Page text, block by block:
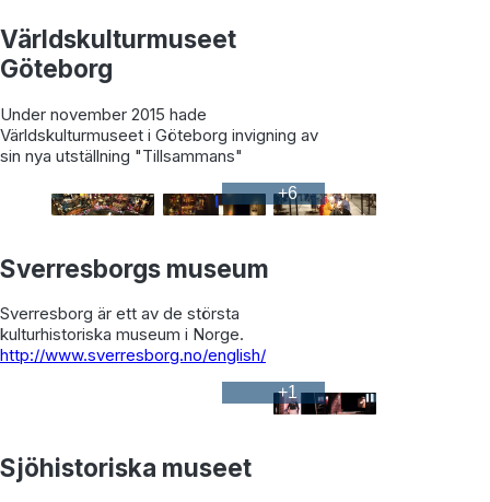
Världskulturmuseet
Göteborg
Under november 2015 hade
Världskulturmuseet i Göteborg invigning av
sin nya utställning "Tillsammans"
+6
Sverresborgs museum
Sverresborg är ett av de största
kulturhistoriska museum i Norge.
http://www.sverresborg.no/english/
+1
Sjöhistoriska museet